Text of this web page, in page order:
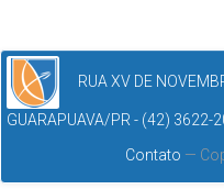
RUA XV DE
GUARAPUAVA/PR - (42) 3622-
Contato —